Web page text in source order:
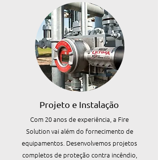
Projeto e Instalação
Com 20 anos de experiência, a Fire
Solution vai além do fornecimento de
equipamentos. Desenvolvemos projetos
completos de proteção contra incêndio,